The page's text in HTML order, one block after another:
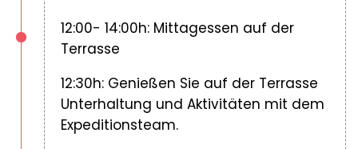
12:00- 14:00h: Mittagessen auf der
Terrasse
12:30h: Genießen Sie auf der Terrasse
Unterhaltung und Aktivitäten mit dem
Expeditionsteam.